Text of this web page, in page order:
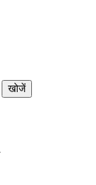
खोजें